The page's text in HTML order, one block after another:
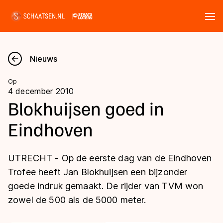
Nieuws
Kalender
Disciplines
Langebaan
Shorttrack
Inlineskaten
Uitslagen
Langebaan
Shorttrack
Tijden & historie
Nieuws
Op
4 december 2010
Blokhuijsen goed in
Eindhoven
UTRECHT - Op de eerste dag van de Eindhoven
Trofee heeft Jan Blokhuijsen een bijzonder
goede indruk gemaakt. De rijder van TVM won
zowel de 500 als de 5000 meter.